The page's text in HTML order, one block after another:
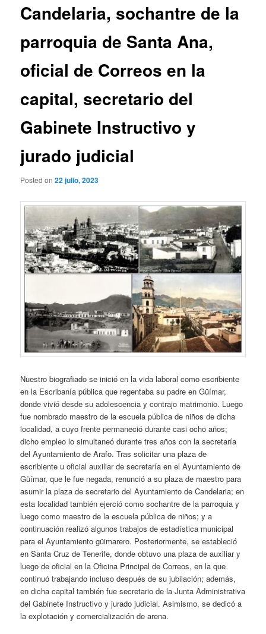
Candelaria, sochantre de la
parroquia de Santa Ana,
oficial de Correos en la
capital, secretario del
Gabinete Instructivo y
jurado judicial
Posted on22 julio, 2023
Nuestro biografiado se inició en la vida laboral como escribiente
en la Escribanía pública que regentaba su padre en Güímar,
donde vivió desde su adolescencia y contrajo matrimonio. Luego
fue nombrado maestro de la escuela pública de niños de dicha
localidad, a cuyo frente permaneció durante casi ocho años;
dicho empleo lo simultaneó durante tres años con la secretaría
del Ayuntamiento de Arafo. Tras solicitar una plaza de
escribiente u oficial auxiliar de secretaría en el Ayuntamiento de
Güímar, que le fue negada, renunció a su plaza de maestro para
asumir la plaza de secretario del Ayuntamiento de Candelaria; en
esta localidad también ejerció como sochantre de la parroquia y
luego como maestro de la escuela pública de niños; y a
continuación realizó algunos trabajos de estadística municipal
para el Ayuntamiento güimarero. Posteriormente, se estableció
en Santa Cruz de Tenerife, donde obtuvo una plaza de auxiliar y
luego de oficial en la Oficina Principal de Correos, en la que
continuó trabajando incluso después de su jubilación; además,
en dicha capital también fue secretario de la Junta Administrativa
del Gabinete Instructivo y jurado judicial. Asimismo, se dedicó a
la explotación y comercialización de arena.